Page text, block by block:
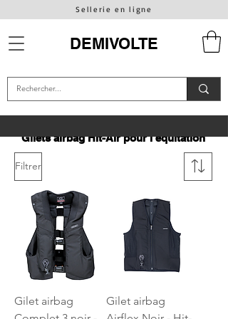
Sellerie en ligne
DEMIVOLTE
Gilets airbag Hit-Air pour l'équitation
Filtrer
Gilet airbag
Gilet airbag